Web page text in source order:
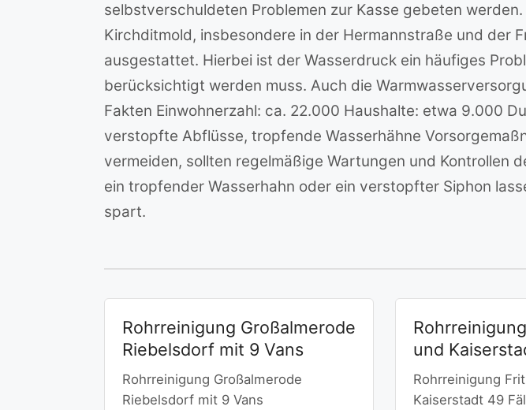
selbstverschuldeten Problemen zur Kasse gebeten
Kirchditmold, insbesondere in der Hermannstraße und
ausgestattet. Hierbei ist der Wasserdruck ein häufiges
berücksichtigt werden muss. Auch die
Fakten Einwohnerzahl: ca. 22.000 Haushalte: etwa 9.000
verstopfte Abflüsse, tropfende Wasserhähne
vermeiden, sollten regelmäßige Wartungen und Kontrollen
ein tropfender Wasserhahn oder ein verstopfter Siphon
spart.
Rohrreinigung Großalmerode
Riebelsdorf mit 9 Vans
Rohrreinigung Großalmerode
Riebelsdorf mit 9 Vans
und
Rohrreinigung
Kaiserstadt 49